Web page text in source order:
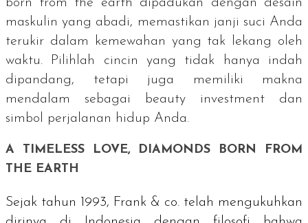
maskulin yang abadi, memastikan janji suci Anda
terukir dalam kemewahan yang tak lekang oleh
waktu. Pilihlah cincin yang tidak hanya indah
dipandang, tetapi juga memiliki makna
mendalam sebagai
beauty investment dan
simbol perjalanan hidup Anda.
A TIMELESS LOVE, DIAMONDS BORN FROM
THE EARTH
Sejak tahun 1993, Frank & co. telah mengukuhkan